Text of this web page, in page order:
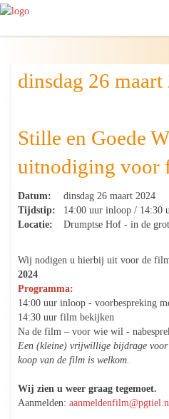
dinsdag 26 maart
Stille en Goede
uitnodiging voor
Datum:
dinsdag 26 maart 2024
Tijdstip:
14:00 uur inloop / 14:30
Locatie:
Drumptse Hof - in de
Wij nodigen u hierbij uit voor de
2024
Programma:
14:00 uur inloop - voorbespreking
14:30 uur film bekijken
Na de film – voor wie wil -
Een (kleine) vrijwillige bijdrage voor
koop van de film is welkom.
Wij zien u weer graag tegemoet.
Aanmelden: